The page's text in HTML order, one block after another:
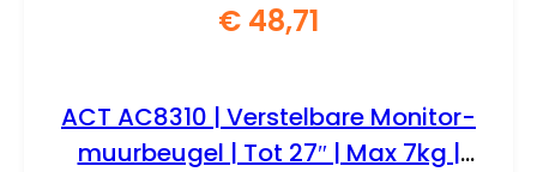
€ 48,71
ACT AC8310 | Verstelbare Monitor-
muurbeugel | Tot 27″ | Max 7kg |